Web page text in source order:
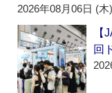
2026年08月06日 (木)
回